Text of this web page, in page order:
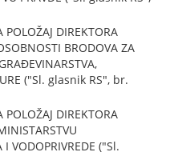
POLOŽAJ DIREKTORA
BRODOVA ZA
("Sl. glasnik RS", br.
POLOŽAJ DIREKTORA
I VODOPRIVREDE ("Sl.